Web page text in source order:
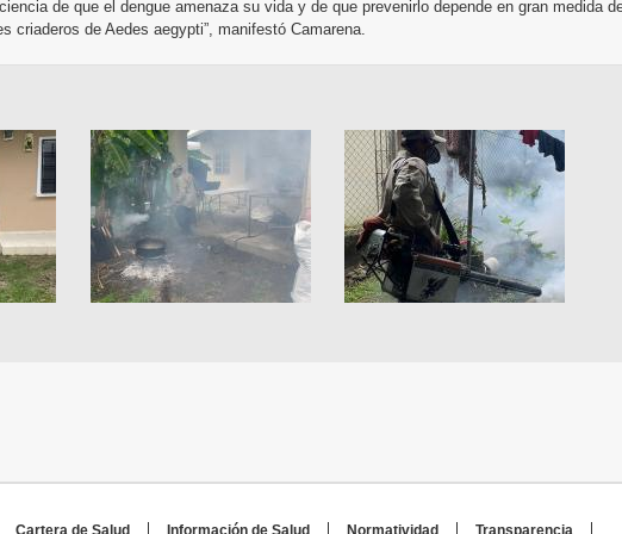
de que el dengue amenaza su vida y de que prevenirlo depende en gran medida
criaderos de Aedes aegypti”, manifestó Camarena.
Cartera de Salud Información de Salud Normatividad Transparencia